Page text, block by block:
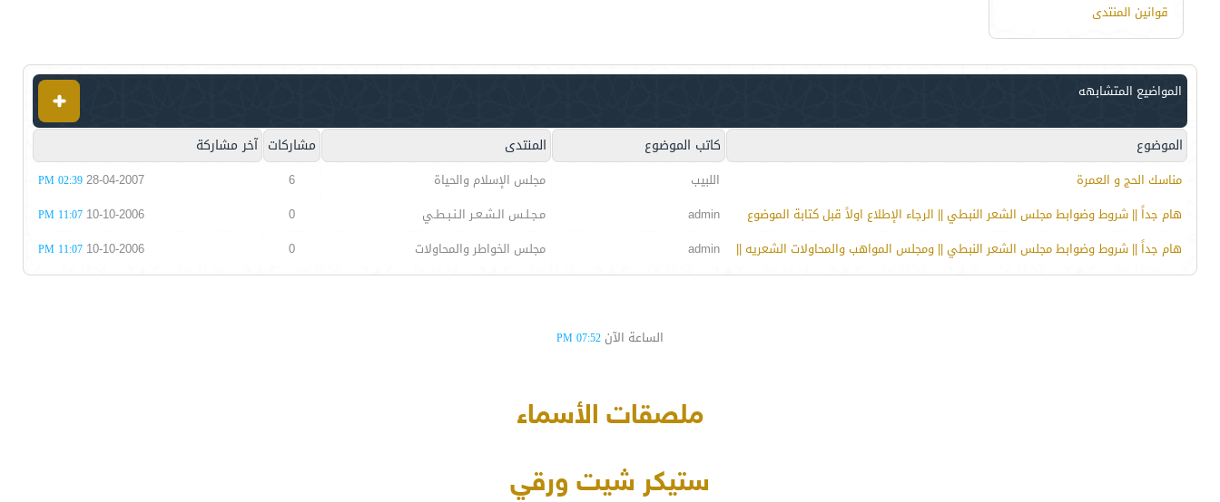
قوانين المنتدى
المواضيع المتشابهه
الموضوع كاتب الموضوع المنتدى مشاركات آخر مشاركة
مناسك الحج و العمرة اللبيب مجلس الإسلام والحياة 6
28-04-2007
02:39 PM
هام جداً || شروط وضوابط مجلس الشعر النبطي || الرجاء الإطلاع اولاً قبل كتابة الموضوع admin مـجـلـس الـشـعـر الـنـبـطـي 0
10-10-2006
11:07 PM
هام جداً || شروط وضوابط مجلس الشعر النبطي || ومجلس المواهب والمحاولات الشعريه || admin مجلس الخواطر والمحاولات 0
10-10-2006
11:07 PM
الساعة الآن 07:52 PM
ملصقات الأسماء
ستيكر شيت ورقي